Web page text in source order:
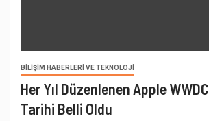
BILIŞIM HABERLERI VE TEKNOLOJI
Her Yıl Düzenlenen Apple
Tarihi Belli Oldu